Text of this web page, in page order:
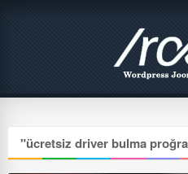
"ücretsiz driver bulma